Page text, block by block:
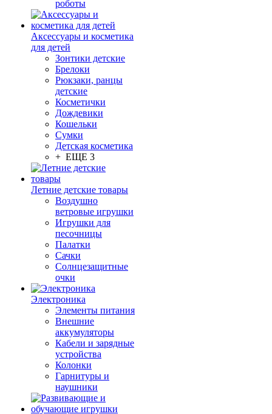
роботы
Аксессуары и косметика
для детей
Зонтики детские
Брелоки
Рюкзаки, ранцы
детские
Косметички
Дождевики
Кошельки
Сумки
Детская косметика
+ ЕЩЕ 3
Летние детские товары
Воздушно
ветровые игрушки
Игрушки для
песочницы
Палатки
Сачки
Солнцезащитные
очки
Электроника
Элементы питания
Внешние
аккумуляторы
Кабели и зарядные
устройства
Колонки
Гарнитуры и
наушники